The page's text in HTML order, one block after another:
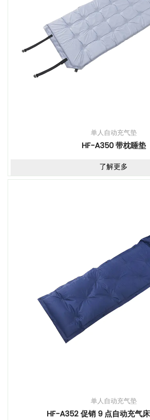
单人自动充气垫
HF-A350 带枕睡垫
了解更多
单人自动充气垫
HF-A352 促销 9 点自动充气